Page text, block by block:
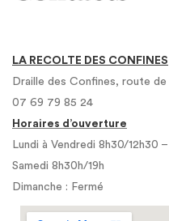
LA RECOLTE DES CONFINES
Draille des Confines, route de
07 69 79 85 24
Horaires d’ouverture
Lundi à Vendredi 8h30/12h30 –
Samedi 8h30h/19h
Dimanche : Fermé